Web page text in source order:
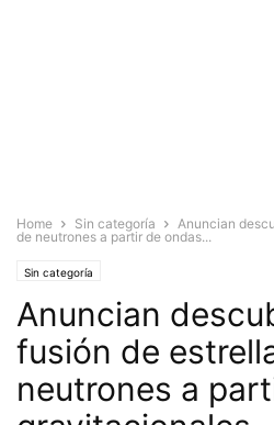
Home Sin categoría
Anuncian
de neutrones a partir de ondas...
Sin categoría
Anuncian
fusión de
neutrones a